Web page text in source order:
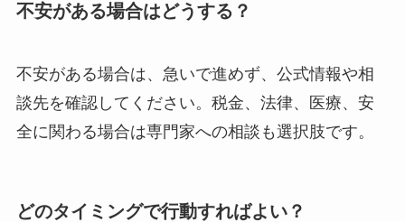
不安がある場合はどうする？
不安がある場合は、急いで進めず、公式情報や相
談先を確認してください。税金、法律、医療、安
全に関わる場合は専門家への相談も選択肢です。
どのタイミングで行動すればよい？